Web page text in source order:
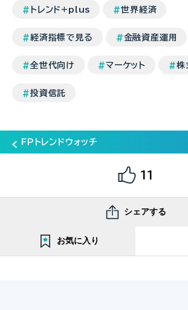
トレンド+plus 世界経済
経済指標で見る 金融資産運用
全世代向け マーケット 株
投資信託
FPトレンドウォッチ
11
シェアする
お気に入り